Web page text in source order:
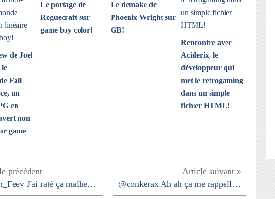
de Joel
le
Fall
un
en
non
game
Le portage de
Roguecraft sur
game boy color!
Le demake de
Phoenix Wright sur
GB!
Rencontre avec
Aciderix, le
développeur qui
met le retrogaming
dans un simple
fichier HTML!
@Akyn_Feev J'ai raté ça malheureusement, je... @conkerax Ah ah ça me rappelle mon déménagement...